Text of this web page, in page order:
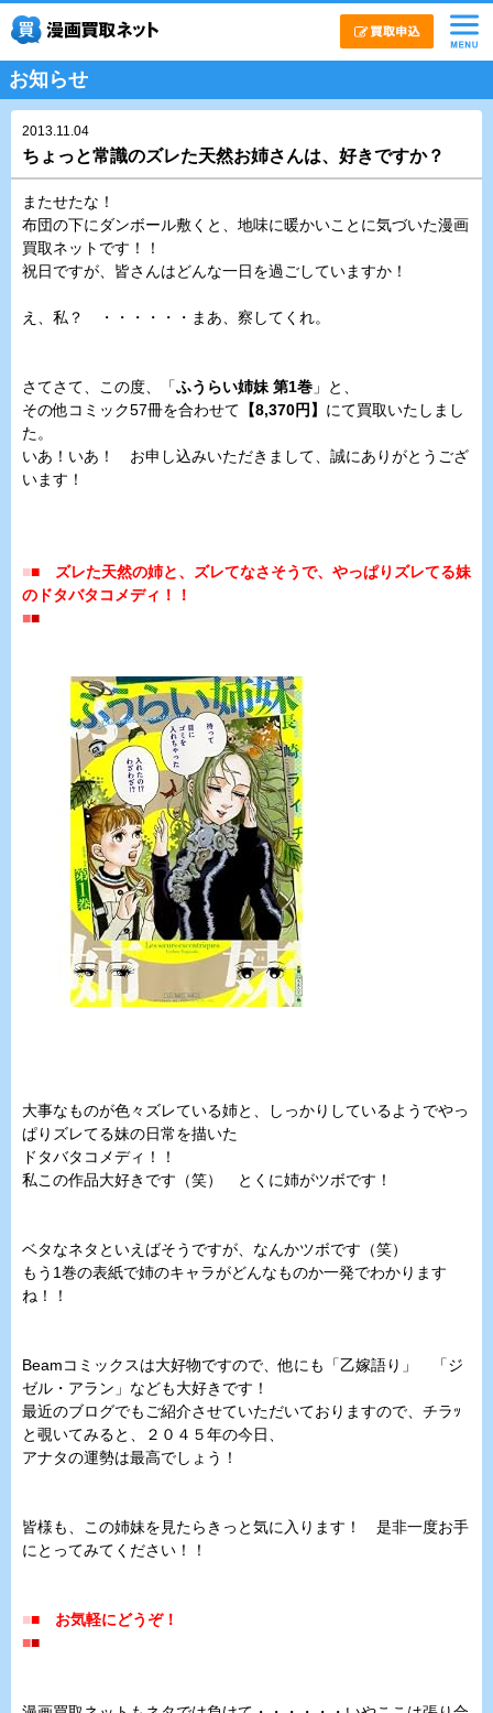
お知らせ
2013.11.04
ちょっと常識のズレた天然お姉さんは、好きですか？
またせたな！
布団の下にダンボール敷くと、地味に暖かいことに気づいた漫画
買取ネットです！！
祝日ですが、皆さんはどんな一日を過ごしていますか！
え、私？ ・・・・・・まあ、察してくれ。
さてさて、この度、「ふうらい姉妹 第1巻 」と、
その他コミック57冊を合わせて 【8,370円】 にて買取いたしまし
た。
いあ！いあ！ お申し込みいただきまして、誠にありがとうござ
います！
■■
ズレた天然の姉と、ズレてなさそうで、やっぱりズレてる妹
のドタバタコメディ！！
■■
大事なものが色々ズレている姉と、しっかりしているようでやっ
ぱりズレてる妹の日常を描いた
ドタバタコメディ！！
私この作品大好きです（笑） とくに姉がツボです！
ベタなネタといえばそうですが、なんかツボです（笑）
もう1巻の表紙で姉のキャラがどんなものか一発でわかります
ね！！
Beamコミックスは大好物ですので、他にも「乙嫁語り」 「ジ
ゼル・アラン」なども大好きです！
最近のブログでもご紹介させていただいておりますので、チラｯ
と覗いてみると、２０４５年の今日、
アナタの運勢は最高でしょう！
皆様も、この姉妹を見たらきっと気に入ります！ 是非一度お手
にとってみてください！！
■■
お気軽にどうぞ！
■■